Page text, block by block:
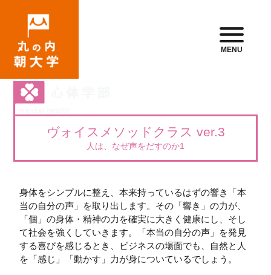
MENU
ヴォイスメソッドクラス ver.3
人は、なぜ声をだすのか1
身体をシンプルに整え、本来持っているはずの響き「本
当の自分の声」を取り出します。その「響き」の力が、
「個」の身体・精神の力を確実に大きく健康にし、そし
て社会を強くしていきます。「本当の自分の声」を発見
する喜びを感じるとき、ビジネスの場面でも、自然と人
を「感じ」「動かす」力が身についているでしょう。